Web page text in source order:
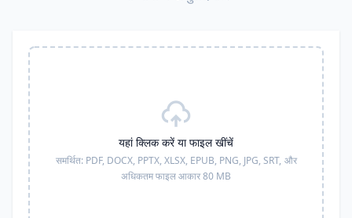
यहां क्लिक करें या फाइल खींचें
समर्थित: PDF, DOCX, PPTX, XLSX, EPUB, PNG, JPG, SRT, और
अधिकतम फाइल आकार 80 MB